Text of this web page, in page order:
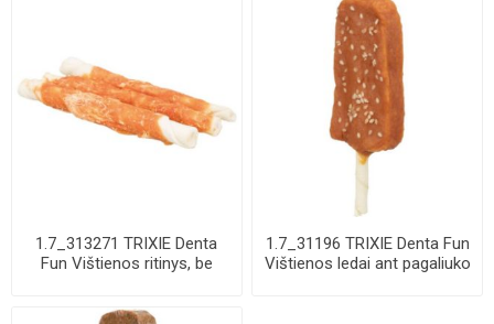
1.7_313271 TRIXIE Denta
Fun Vištienos ritinys, be
1.7_31196 TRIXIE Denta Fun
Vištienos ledai ant pagaliuko